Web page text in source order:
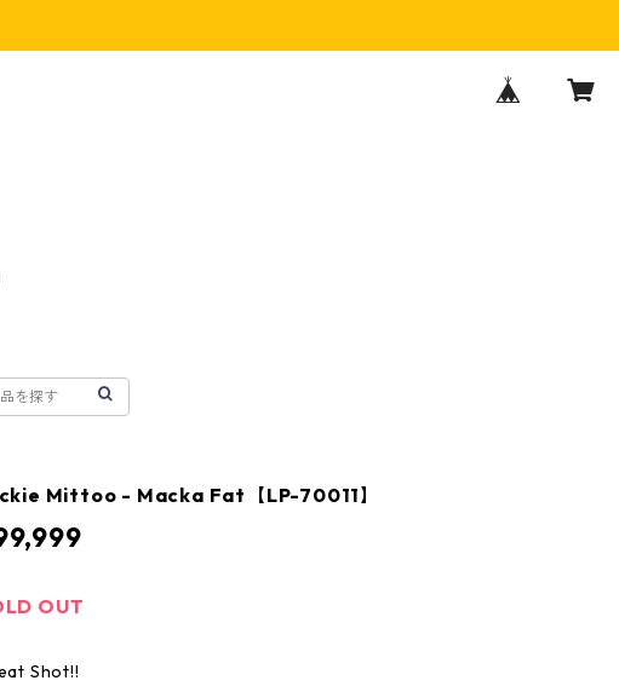
Mittoo - Macka Fat【LP-70011】
OUT
Shot!!